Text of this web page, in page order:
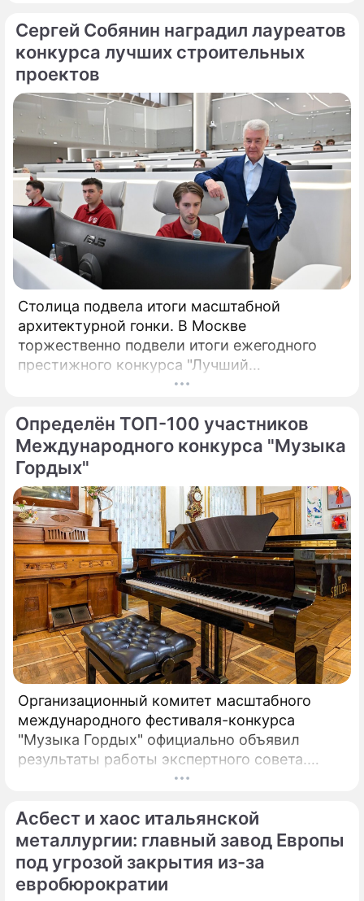
талантов.
Сергей Собянин наградил лауреатов
конкурса лучших строительных
проектов
Столица подвела итоги масштабной
архитектурной гонки. В Москве
торжественно подвели итоги ежегодного
престижного конкурса "Лучший
реализованный проект в области
Определён ТОП-100 участников
Международного конкурса "Музыка
Гордых"
Организационный комитет масштабного
международного фестиваля-конкурса
"Музыка Гордых" официально объявил
результаты работы экспертного совета.
После длительного и тщательного изучения
сформирован шорт-лист из 100 лучших
исполнителей.
Асбест и хаос итальянской
металлургии: главный завод Европы
под угрозой закрытия из-за
евробюрократии